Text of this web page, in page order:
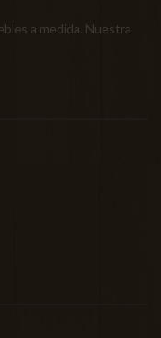
a medida. Nuestra